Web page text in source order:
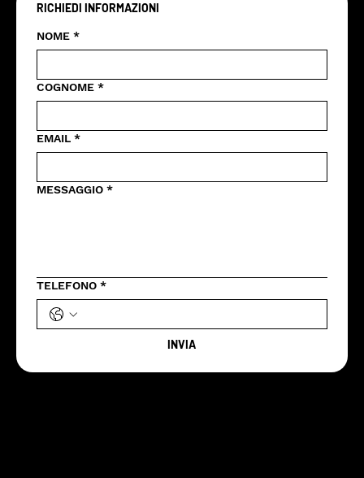
RICHIEDI INFORMAZIONI
NOME *
COGNOME *
EMAIL *
MESSAGGIO *
TELEFONO *
INVIA